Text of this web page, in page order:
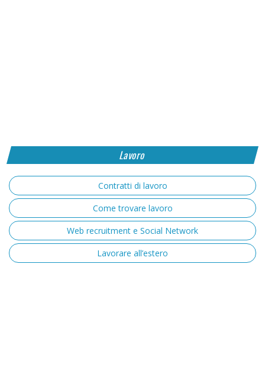
Lavoro
Contratti di lavoro
Come trovare lavoro
Web recruitment e Social Network
Lavorare all’estero